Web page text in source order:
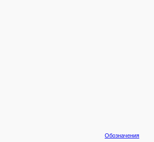
Обозначения